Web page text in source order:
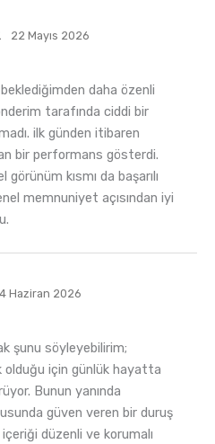
22 Mayıs 2026
beklediğimden daha özenli
tarafında ciddi bir
ilk günden itibaren
bir performans gösterdi.
kısmı da başarılı
memnuniyet açısından iyi
Haziran 2026
şunu söyleyebilirim;
olduğu için günlük hayatta
Bunun yanında
güven veren bir duruş
düzenli ve korumalı